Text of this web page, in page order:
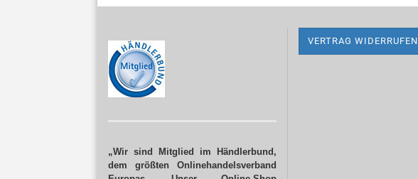
„Wir sind Mitglied im Händlerbund,
dem größten Onlinehandelsverband
VERTRAG WIDERRUFEN